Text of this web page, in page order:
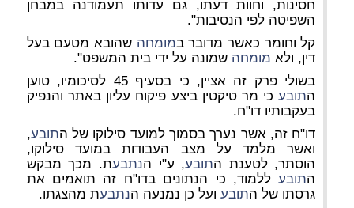
חסינות, וחוות דעתו, גם עדותו תעמודנה במבחן
השפיטה לפי הנסיבות".
קל וחומר כאשר מדובר במומחה שהובא מטעם בעל
דין, ולא מומחה שמונה על ידי בית המשפט".
בשולי פרק זה אציין, כי בסעיף 45 לסיכומיו, טוען
התובעכי מר טיקטין ביצע פיקוח עליון באתר והנפיק
בעקבותיו דו"ח.
דו"ח זה, אשר נערך בסמוך למועד סילוקו של התובע,
ואשר מלמד על מצב העבודות במועד סילוקו,
הוסתר, לטענת התובע, ע"י הנתבעת. מכך מבקש
התובעללמוד, כי הנתונים בדו"ח זה תואמים את
גרסתו של התובעועל כן נמנעה הנתבעת מהצגתו.